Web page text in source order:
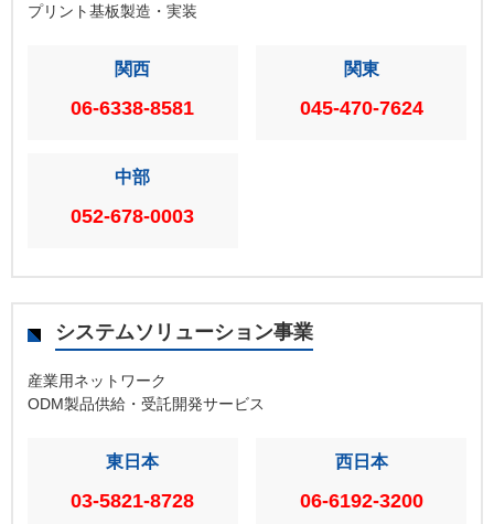
プリント基板製造・実装
関西
06-6338-8581
関東
045-470-7624
中部
052-678-0003
システムソリューション事業
産業用ネットワーク
ODM製品供給・受託開発サービス
東日本
03-5821-8728
西日本
06-6192-3200